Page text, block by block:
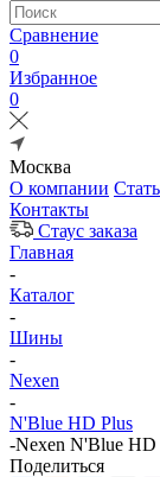
Сравнение
0
Избранное
0
Москва
О компании
Контакты
Стаус заказа
Главная
-
Каталог
-
Шины
-
Nexen
-
N'Blue HD Plus
-Nexen N'Blue
Поделиться